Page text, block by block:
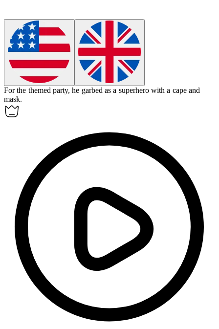
For the themed party, he garbed as a superhero with a cape and
mask.